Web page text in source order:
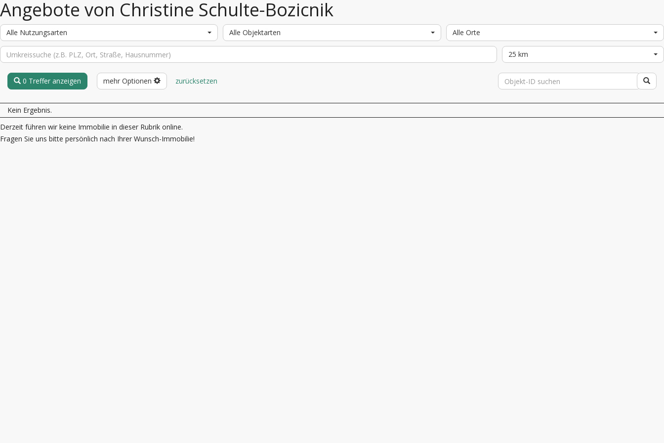
Angebote von Christine Schulte-Bozicnik
Alle Nutzungsarten Alle Objektarten Alle Orte
25 km
0 Treffer anzeigen mehr Optionen zurücksetzen
Kein Ergebnis.
Derzeit führen wir keine Immobilie in dieser Rubrik online.
Fragen Sie uns bitte persönlich nach Ihrer Wunsch-Immobilie!